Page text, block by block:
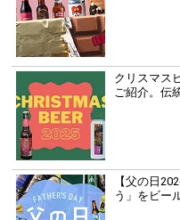
クリスマス
ご紹介。伝
【父の日
う」をビー